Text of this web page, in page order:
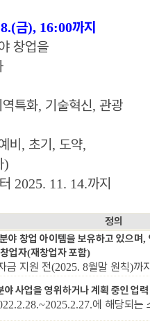
금), 16:00까지
창업을
역특화, 기술혁신, 관광
비 , 초기 , 도약,
)
2025. 11. 14.까지
정의
분야 창업 아이템을 보유하고 있으며,
업자(재창업자 포함)
금 지원 전(2025. 8월말 원칙)까
야 사업을 영위하거나 계획 중인 업력
에 해당되는